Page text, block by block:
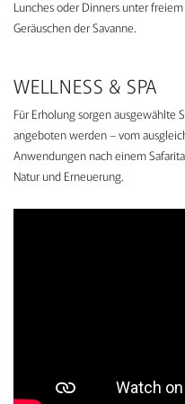
Lunches oder Dinners unter
Geräuschen der Savanne.
WELLNESS & SPA
Für Erholung sorgen ausgewählte
angeboten werden – vom
Anwendungen nach einem
Natur und Erneuerung.